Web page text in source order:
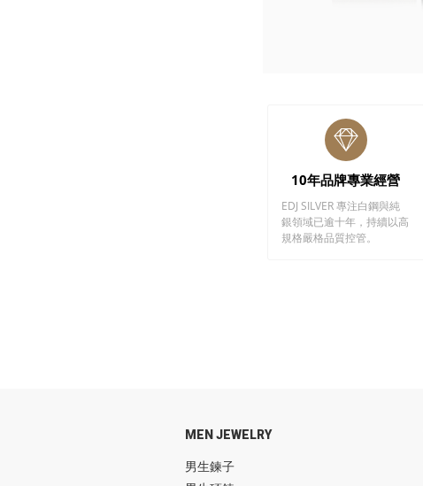
10年品牌專業經營
EDJ SILVER 專注白鋼與純
銀領域已逾十年，持續以高
規格嚴格品質控管。
MEN JEWELRY
男生鍊子